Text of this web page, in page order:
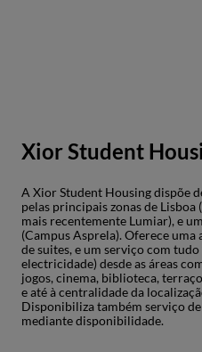
Xior Student
A Xior Student Housing dispõe
pelas principais zonas de Lisboa
mais recentemente Lumiar), e
(Campus Asprela). Oferece
de suites, e um serviço com
electricidade) desde as áreas
jogos, cinema, biblioteca,
e até à centralidade da
Disponibiliza também serviço
mediante disponibilidade.